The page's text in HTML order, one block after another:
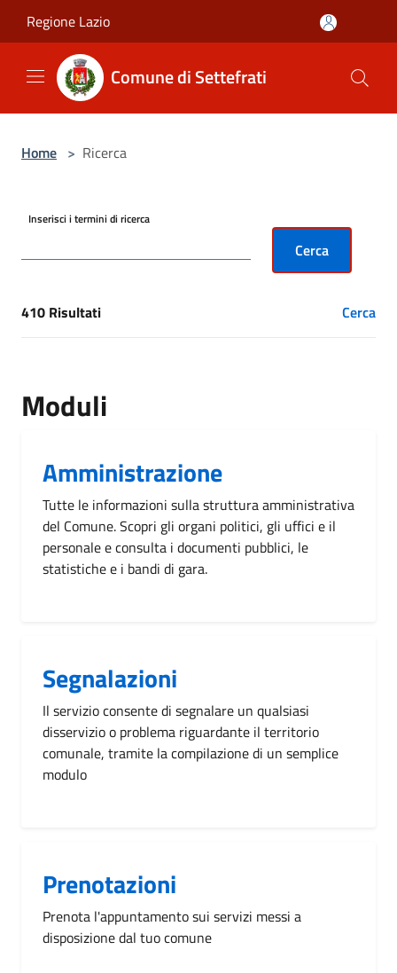
Regione Lazio
Comune di Settefrati
Home > Ricerca
Inserisci i termini di ricerca
Cerca
[results] Risultati
410 Risultati Cerca
Moduli
Amministrazione
Tutte le informazioni sulla struttura amministrativa
del Comune. Scopri gli organi politici, gli uffici e il
personale e consulta i documenti pubblici, le
statistiche e i bandi di gara.
Segnalazioni
Il servizio consente di segnalare un qualsiasi
disservizio o problema riguardante il territorio
comunale, tramite la compilazione di un semplice
modulo
Prenotazioni
Prenota l'appuntamento sui servizi messi a
disposizione dal tuo comune